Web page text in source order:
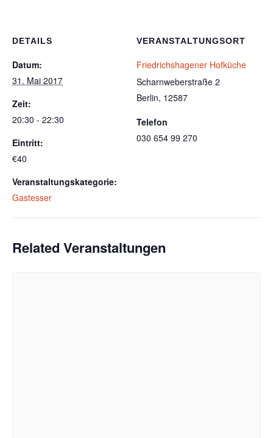
DETAILS
Datum:
31. Mai 2017
Zeit:
20:30 - 22:30
Eintritt:
€40
Veranstaltungskategorie:
Gastesser
VERANSTALTUNGSORT
Friedrichshagener Hofküche
Scharnweberstraße 2
Berlin, 12587
Telefon
030 654 99 270
Related Veranstaltungen